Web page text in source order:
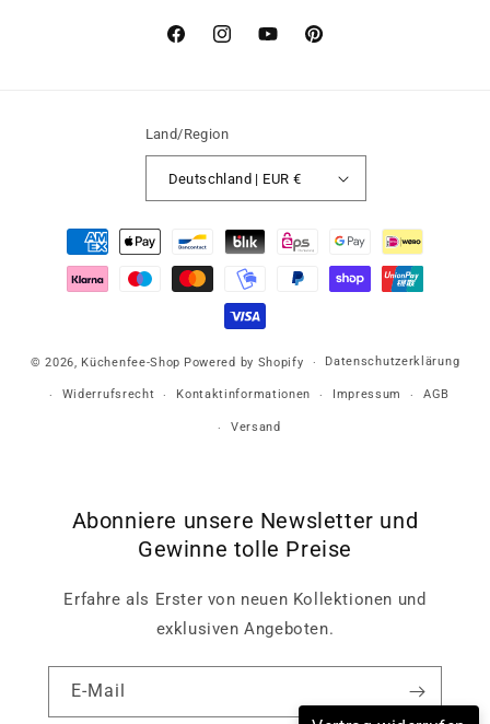
FacebookInstagramYouTubePinterest
Land/Region
Deutschland | EUR €
Zahlungsmethoden
© 2026, Küchenfee-Shop Powered by Shopify Datenschutzerklärung
Widerrufsrecht Kontaktinformationen Impressum AGB
Versand
Abonniere unsere Newsletter und
Gewinne tolle Preise
Erfahre als Erster von neuen Kollektionen und
exklusiven Angeboten.
E-Mail